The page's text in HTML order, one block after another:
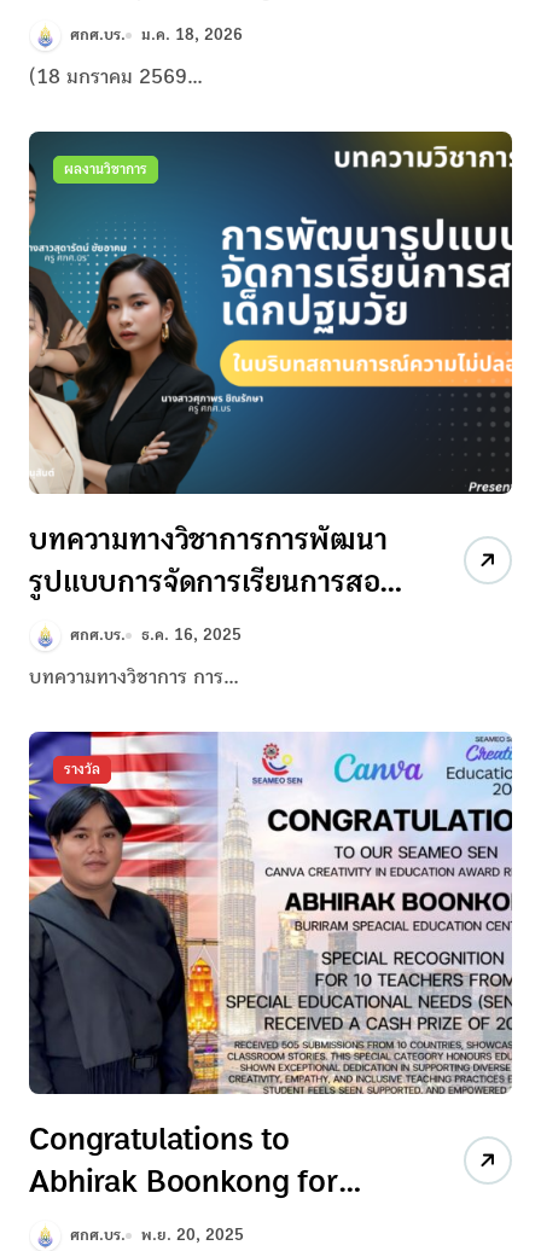
แห่งชาติ สาขา ปฐมวัย”
ศกศ.บร. ม.ค. 18, 2026
(18 มกราคม 2569...
ผลงานวิชาการ
บทความทางวิชาการการพัฒนา
รูปแบบการจัดการเรียนการสอน
เด็กปฐมวัยในบริบทสถานการณ์
ความไม่ปลอดภัย:แนวทางการ
การจัดมุมเรียนรู้ในครอบครัว
ศกศ.บร. ธ.ค. 16, 2025
บทความทางวิชาการ การ…
รางวัล
Congratulations to
Abhirak Boonkong for
being selected as SEAMEO
ศกศ.บร. พ.ย. 20, 2025